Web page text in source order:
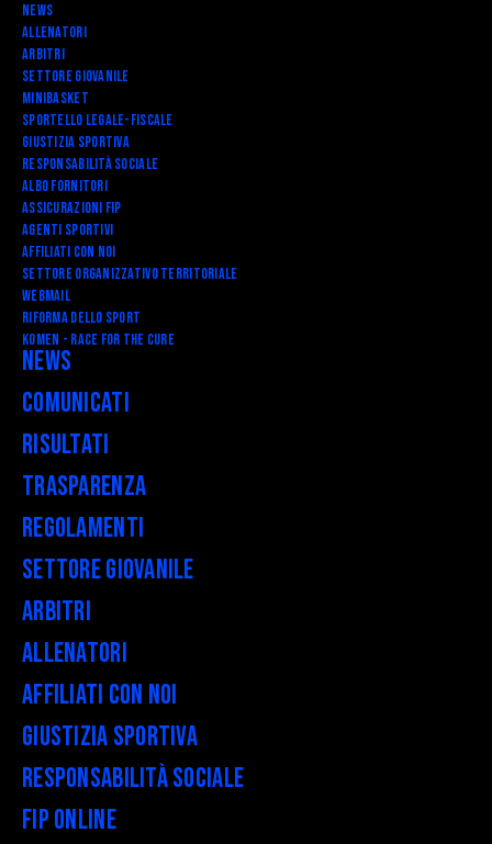
News
Allenatori
Arbitri
Settore Giovanile
Minibasket
SPORTELLO LEGALE-FISCALE
Giustizia Sportiva
Responsabilità Sociale
Albo fornitori
Assicurazioni FIP
Agenti Sportivi
Affiliati con noi
Settore Organizzativo Territoriale
Webmail
RIFORMA DELLO SPORT
Komen - Race for the Cure
News
Comunicati
Risultati
Trasparenza
Regolamenti
Settore Giovanile
Arbitri
Allenatori
Affiliati con noi
Giustizia Sportiva
Responsabilità Sociale
FIP Online